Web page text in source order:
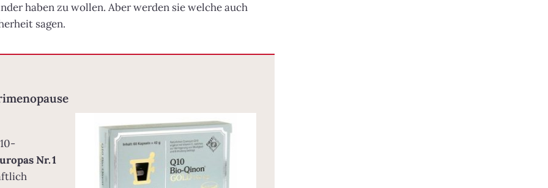
haben zu wollen. Aber werden sie welche auch
sagen.
Nr. 1